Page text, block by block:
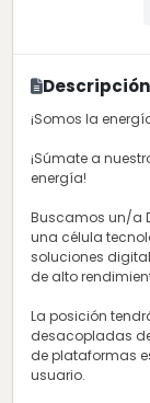
¡Somos la
¡Súmate a
energía!
Buscamos un/a
una célula
soluciones
de alto
La posición
desacopladas
de plataformas
usuario.